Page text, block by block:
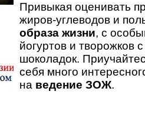
Привыкая оценивать
жиров-углеводов и
образа жизни, с
йогуртов и творожков
шоколадок.
себя много
на ведение ЗОЖ.